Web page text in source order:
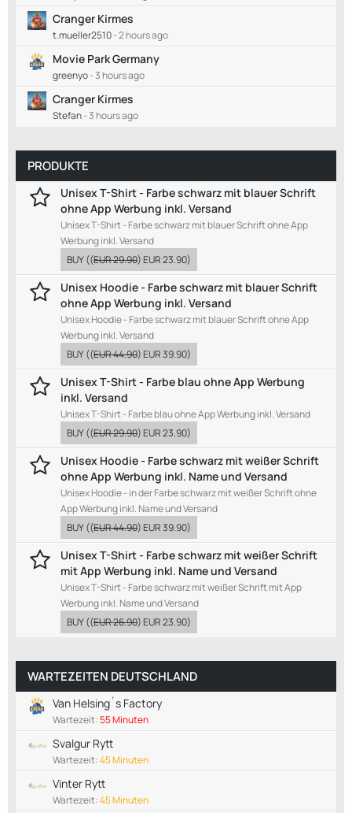
Cranger Kirmes
t.mueller2510-2 hours ago
Movie Park Germany
greenyo-3 hours ago
Cranger Kirmes
Stefan-3 hours ago
PRODUKTE
Unisex T-Shirt - Farbe schwarz mit blauer Schrift
ohne App Werbung inkl. Versand
Unisex T-Shirt - Farbe schwarz mit blauer Schrift ohne App
Werbung inkl. Versand
BUY((EUR 29.90)EUR 23.90)
Unisex Hoodie - Farbe schwarz mit blauer Schrift
ohne App Werbung inkl. Versand
Unisex Hoodie - Farbe schwarz mit blauer Schrift ohne App
Werbung inkl. Versand
BUY((EUR 44.90)EUR 39.90)
Unisex T-Shirt - Farbe blau ohne App Werbung
inkl. Versand
Unisex T-Shirt - Farbe blau ohne App Werbung inkl. Versand
BUY((EUR 29.90)EUR 23.90)
Unisex Hoodie - Farbe schwarz mit weißer Schrift
ohne App Werbung inkl. Name und Versand
Unisex Hoodie - in der Farbe schwarz mit weißer Schrift ohne
App Werbung inkl. Name und Versand
BUY((EUR 44.90)EUR 39.90)
Unisex T-Shirt - Farbe schwarz mit weißer Schrift
mit App Werbung inkl. Name und Versand
Unisex T-Shirt - Farbe schwarz mit weißer Schrift mit App
Werbung inkl. Name und Versand
BUY((EUR 26.90)EUR 23.90)
WARTEZEITEN DEUTSCHLAND
Van Helsing´s Factory
Wartezeit:55 Minuten
Svalgur Rytt
Wartezeit:45 Minuten
Vinter Rytt
Wartezeit:45 Minuten